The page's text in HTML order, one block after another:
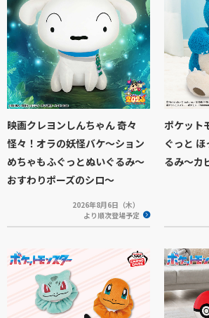
映画クレヨンしんちゃん 奇々
怪々！オラの妖怪バケ～ション
めちゃもふぐっとぬいぐるみ～
おすわりポーズのシロ～
2026年8月6日（木）
より順次登場予定
ポケット
ぐっと
るみ～カ